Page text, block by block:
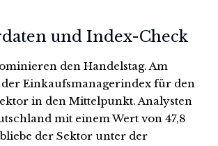
und Index-Check
den Handelstag. Am
Einkaufsmanagerindex für den
in den Mittelpunkt. Analysten
mit einem Wert von 47,8
der Sektor unter der